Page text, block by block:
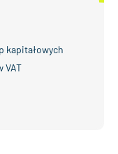
kapitałowych
VAT